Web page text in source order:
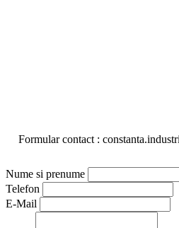
Formular contact :
Nume si prenume
Telefon
E-Mail